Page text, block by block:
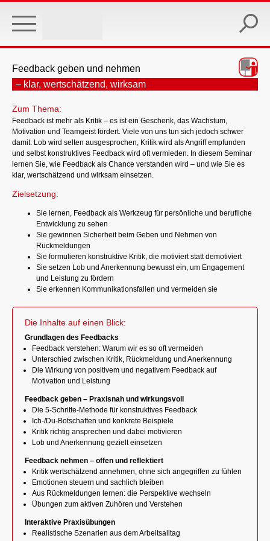
main
Feedback geben und nehmen
– klar, wertschätzend, wirksam
Zum Thema:
Feedback ist mehr als Kritik – es ist ein Geschenk, das Wachstum,
Motivation und Teamgeist fördert. Viele von uns tun sich jedoch schwer
damit: Lob wird selten ausgesprochen, Kritik wird als Angriff empfunden
und selbst konstruktives Feedback wird oft vermieden. In diesem Seminar
lernen Sie, wie Feedback als Chance verstanden wird – und wie Sie es
klar, wertschätzend und wirksam einsetzen.
Zielsetzung:
Sie lernen, Feedback als Werkzeug für persönliche und berufliche
Entwicklung zu sehen
Sie gewinnen Sicherheit beim Geben und Nehmen von
Rückmeldungen
Sie formulieren konstruktive Kritik, die motiviert statt demotiviert
Sie setzen Lob und Anerkennung bewusst ein, um Engagement
und Leistung zu fördern
Sie erkennen Kommunikationsfallen und vermeiden sie
Die Inhalte auf einen Blick:
Grundlagen des Feedbacks
Feedback verstehen: Warum wir es so oft vermeiden
Unterschied zwischen Kritik, Rückmeldung und Anerkennung
Die Wirkung von positivem und negativem Feedback auf
Motivation und Leistung
Feedback geben – Praxisnah und wirkungsvoll
Die 5-Schritte-Methode für konstruktives Feedback
Ich-/Du-Botschaften und konkrete Beispiele
Kritik richtig ansprechen und dabei motivieren
Lob und Anerkennung gezielt einsetzen
Feedback nehmen – offen und reflektiert
Kritik wertschätzend annehmen, ohne sich angegriffen zu fühlen
Emotionen steuern und sachlich bleiben
Aus Rückmeldungen lernen: die Perspektive wechseln
Übungen zum aktiven Zuhören und Verstehen
Interaktive Praxisübungen
Realistische Szenarien aus dem Arbeitsalltag